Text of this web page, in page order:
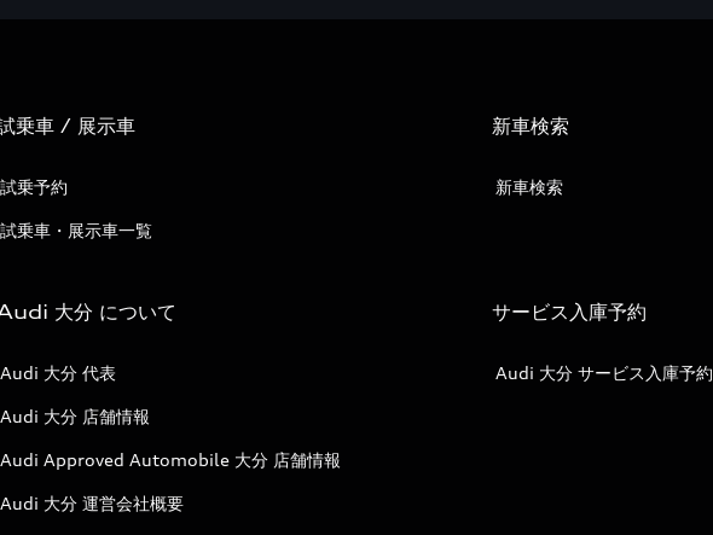
乗車 / 展示車
試乗予約
試乗車・展示車一覧
新車検索
新車検索
大分 について
Audi 大分 代表
Audi 大分 店舗情報
Audi Approved Automobile 大分 店舗情報
Audi 大分 運営会社概要
サービス入庫予約
Audi 大分 サービス入庫予約